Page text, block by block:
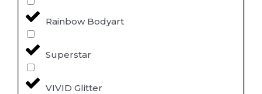
Rainbow Bodyart
Superstar
VIVID Glitter